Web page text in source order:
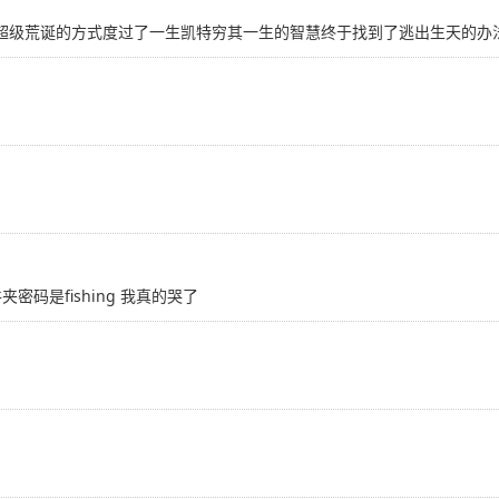
荒诞的方式度过了一生凯特穷其一生的智慧终于找到了逃出生天的办
密码是fishing 我真的哭了